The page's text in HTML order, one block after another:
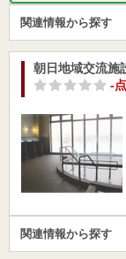
関連情報から探す
朝日地域交流施
-点
関連情報から探す